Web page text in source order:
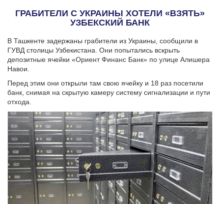
ГРАБИТЕЛИ С УКРАИНЫ ХОТЕЛИ «ВЗЯТЬ»
УЗБЕКСКИЙ БАНК
В Ташкенте задержаны грабители из Украины, сообщили в
ГУВД столицы Узбекистана. Они попытались вскрыть
депозитные ячейки «Ориент Финанс Банк» по улице Алишера
Навои.
Перед этим они открыли там свою ячейку и 18 раз посетили
банк, снимая на скрытую камеру систему сигнализации и пути
отхода.